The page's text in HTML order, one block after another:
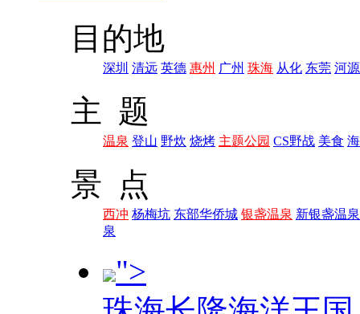
目的地
深圳 清远 英德 惠州 广州 珠海 从化 东莞 河源
主 题
温泉 登山 野炊 烧烤 主题公园 CS野战 美食
景 点
西冲 杨梅坑 东部华侨城 银盏温泉 新银盏温泉
泉
">